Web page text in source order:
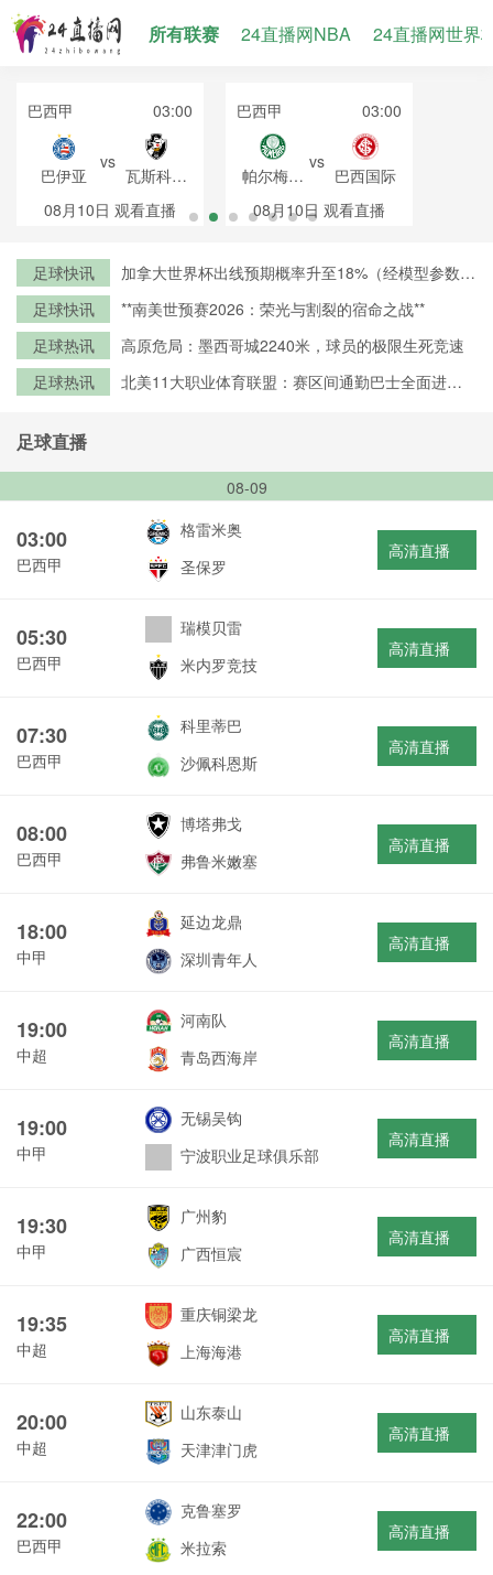
所有联赛 24直播网NBA 24直播网世界
巴西甲 03:00
巴伊亚
vs
瓦斯科达
伽马
08月10日 观看直播
巴西甲 03:00
帕尔梅拉
斯
vs
巴西国际
08月10日 观看直播
足球快讯
加拿大世界杯出线预期概率升至18%（经模型参数修
足球快讯
**南美世预赛2026：荣光与割裂的宿命之战**
足球热讯
高原危局：墨西哥城2240米，球员的极限生死竞速
足球热讯
北美11大职业体育联盟：赛区间通勤巴士全面进入
足球直播
08-09
03:00
巴西甲
格雷米奥
圣保罗
高清直播
05:30
巴西甲
瑞模贝雷
米内罗竞技
高清直播
07:30
巴西甲
科里蒂巴
沙佩科恩斯
高清直播
08:00
巴西甲
博塔弗戈
弗鲁米嫩塞
高清直播
18:00
中甲
延边龙鼎
深圳青年人
高清直播
19:00
中超
河南队
青岛西海岸
高清直播
19:00
中甲
无锡吴钩
宁波职业足球俱乐部
高清直播
19:30
中甲
广州豹
广西恒宸
高清直播
19:35
中超
重庆铜梁龙
上海海港
高清直播
20:00
中超
山东泰山
天津津门虎
高清直播
22:00
巴西甲
克鲁塞罗
米拉索
高清直播